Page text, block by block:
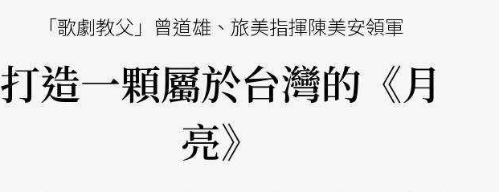
「歌劇教父」曾道雄、旅美指揮陳美安領軍
打造一顆屬於台灣的《月
亮》